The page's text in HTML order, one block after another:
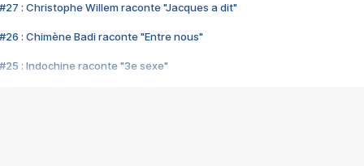
#27 : Christophe Willem raconte "Jacques a dit"
#26 : Chimène Badi raconte "Entre nous"
#25 : Indochine raconte "3e sexe"